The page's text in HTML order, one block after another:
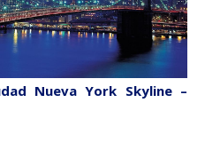
Nueva York Skyline –